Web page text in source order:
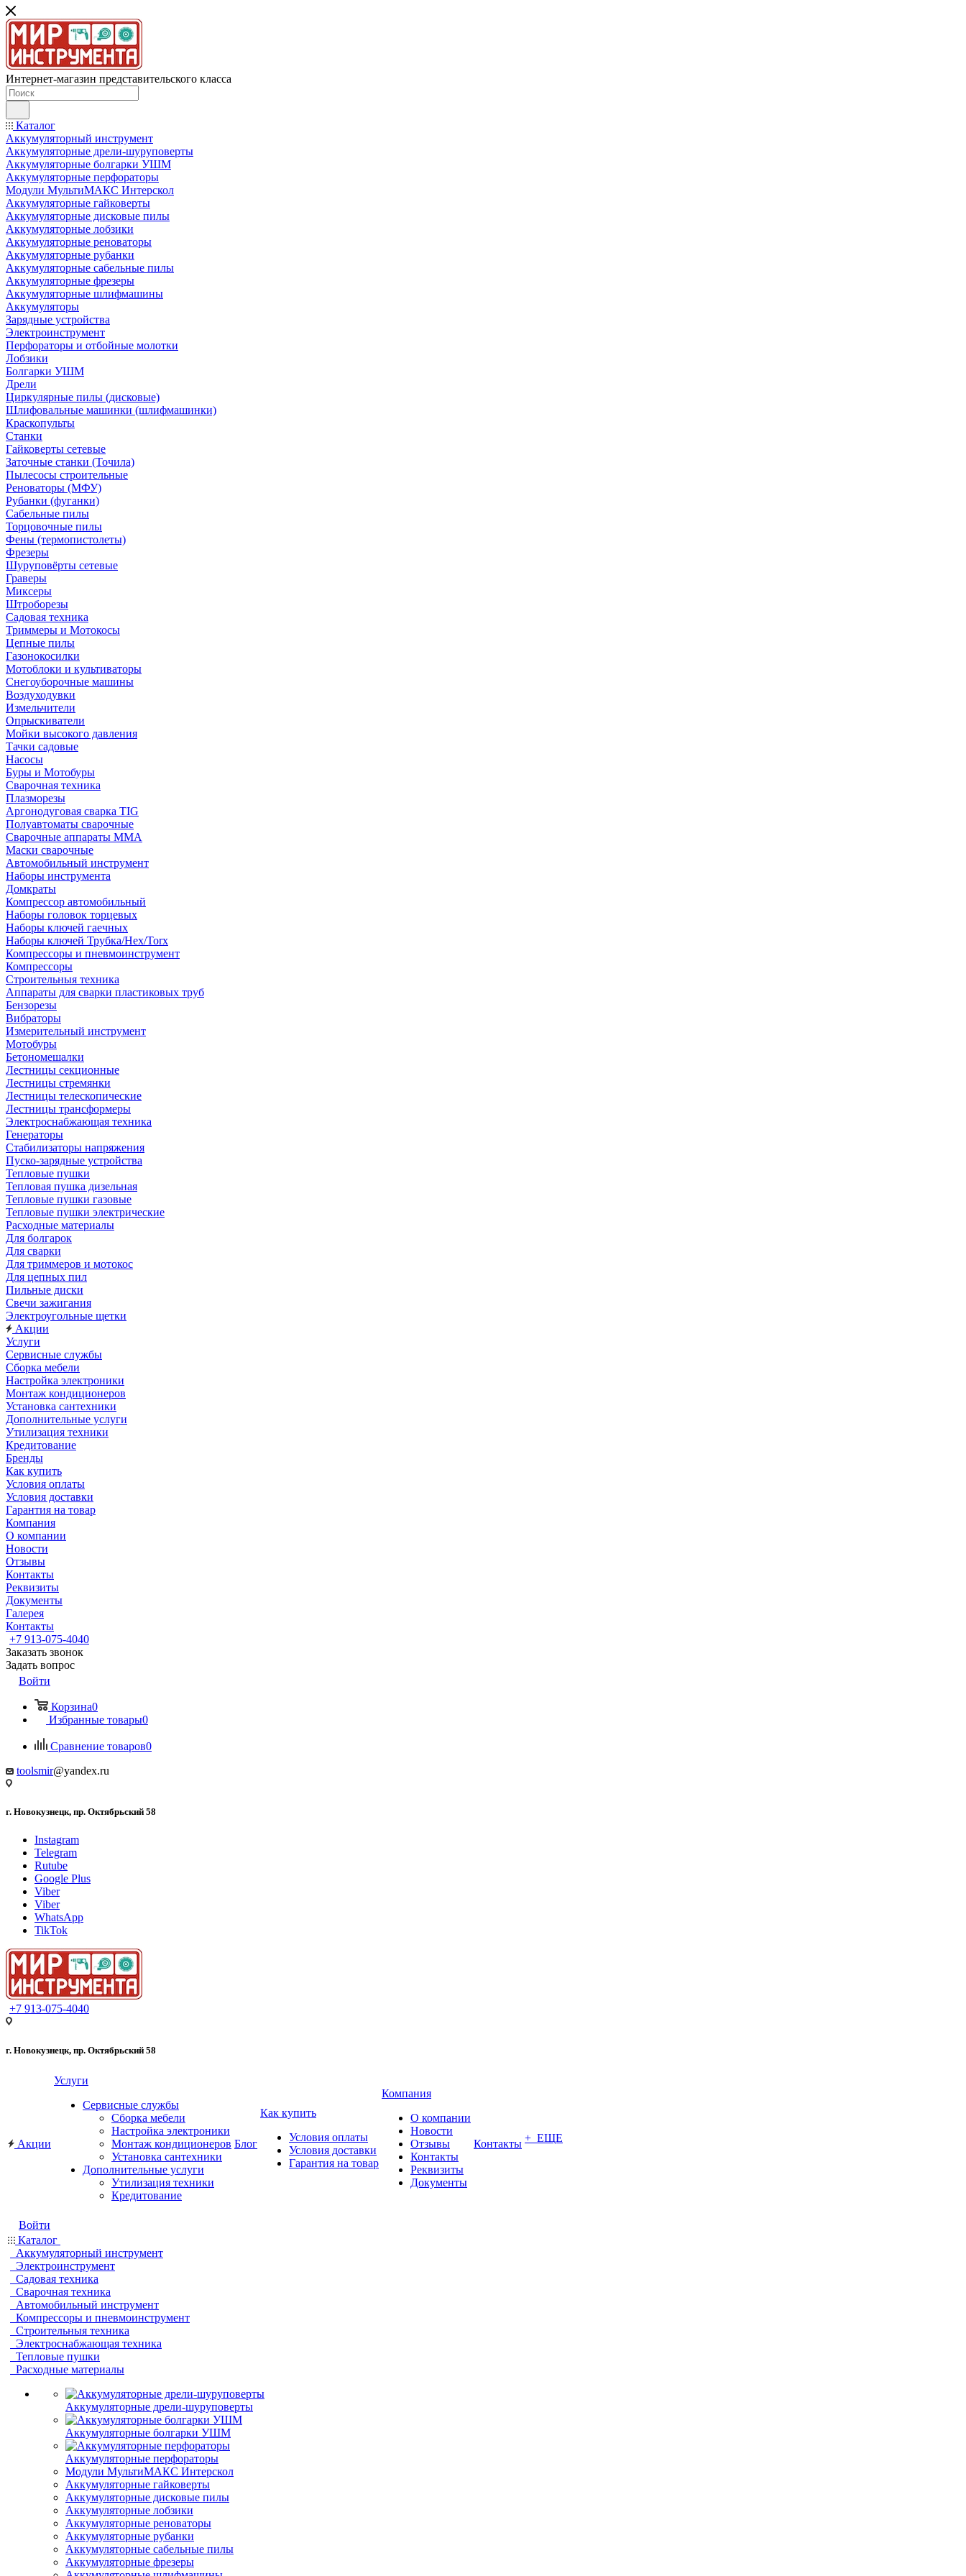
Интернет-магазин представительского класса
Каталог
Аккумуляторный инструмент
Аккумуляторные дрели-шуруповерты
Аккумуляторные болгарки УШМ
Аккумуляторные перфораторы
Модули МультиМАКС Интерскол
Аккумуляторные гайковерты
Аккумуляторные дисковые пилы
Аккумуляторные лобзики
Аккумуляторные реноваторы
Аккумуляторные рубанки
Аккумуляторные сабельные пилы
Аккумуляторные фрезеры
Аккумуляторные шлифмашины
Аккумуляторы
Зарядные устройства
Электроинструмент
Перфораторы и отбойные молотки
Лобзики
Болгарки УШМ
Дрели
Циркулярные пилы (дисковые)
Шлифовальные машинки (шлифмашинки)
Краскопульты
Станки
Гайковерты сетевые
Заточные станки (Точила)
Пылесосы строительные
Реноваторы (МФУ)
Рубанки (фуганки)
Сабельные пилы
Торцовочные пилы
Фены (термопистолеты)
Фрезеры
Шуруповёрты сетевые
Граверы
Миксеры
Штроборезы
Садовая техника
Триммеры и Мотокосы
Цепные пилы
Газонокосилки
Мотоблоки и культиваторы
Снегоуборочные машины
Воздуходувки
Измельчители
Опрыскиватели
Мойки высокого давления
Тачки садовые
Насосы
Буры и Мотобуры
Сварочная техника
Плазморезы
Аргонодуговая сварка TIG
Полуавтоматы сварочные
Сварочные аппараты ММА
Маски сварочные
Автомобильный инструмент
Наборы инструмента
Домкраты
Компрессор автомобильный
Наборы головок торцевых
Наборы ключей гаечных
Наборы ключей Трубка/Hex/Torx
Компрессоры и пневмоинструмент
Компрессоры
Строительныя техника
Аппараты для сварки пластиковых труб
Бензорезы
Вибраторы
Измерительный инструмент
Мотобуры
Бетономешалки
Лестницы секционные
Лестницы стремянки
Лестницы телескопические
Лестницы трансформеры
Электроснабжающая техника
Генераторы
Стабилизаторы напряжения
Пуско-зарядные устройства
Тепловые пушки
Тепловая пушка дизельная
Тепловые пушки газовые
Тепловые пушки электрические
Расходные материалы
Для болгарок
Для сварки
Для триммеров и мотокос
Для цепных пил
Пильные диски
Свечи зажигания
Электроугольные щетки
Акции
Услуги
Сервисные службы
Сборка мебели
Настройка электроники
Монтаж кондиционеров
Установка сантехники
Дополнительные услуги
Утилизация техники
Кредитование
Бренды
Как купить
Условия оплаты
Условия доставки
Гарантия на товар
Компания
О компании
Новости
Отзывы
Контакты
Реквизиты
Документы
Галерея
Контакты
+7 913-075-4040
Заказать звонок
Задать вопрос
Войти
Корзина0
Избранные товары0
Сравнение товаров0
toolsmir@yandex.ru
г. Новокузнецк, пр. Октябрьский 58
Instagram
Telegram
Rutube
Google Plus
Viber
Viber
WhatsApp
TikTok
+7 913-075-4040
г. Новокузнецк, пр. Октябрьский 58
Акции
Услуги
Сервисные службы
Сборка мебели
Настройка электроники
Монтаж кондиционеров
Установка сантехники
Дополнительные услуги
Утилизация техники
Кредитование
Блог
Как купить
Условия оплаты
Условия доставки
Гарантия на товар
Компания
О компании
Новости
Отзывы
Контакты
Реквизиты
Документы
Контакты + ЕЩЕ
Войти
Каталог
Аккумуляторный инструмент
Электроинструмент
Садовая техника
Сварочная техника
Автомобильный инструмент
Компрессоры и пневмоинструмент
Строительныя техника
Электроснабжающая техника
Тепловые пушки
Расходные материалы
Аккумуляторные дрели-шуруповерты
Аккумуляторные болгарки УШМ
Аккумуляторные перфораторы
Модули МультиМАКС Интерскол
Аккумуляторные гайковерты
Аккумуляторные дисковые пилы
Аккумуляторные лобзики
Аккумуляторные реноваторы
Аккумуляторные рубанки
Аккумуляторные сабельные пилы
Аккумуляторные фрезеры